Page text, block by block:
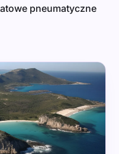
pneumatyczne